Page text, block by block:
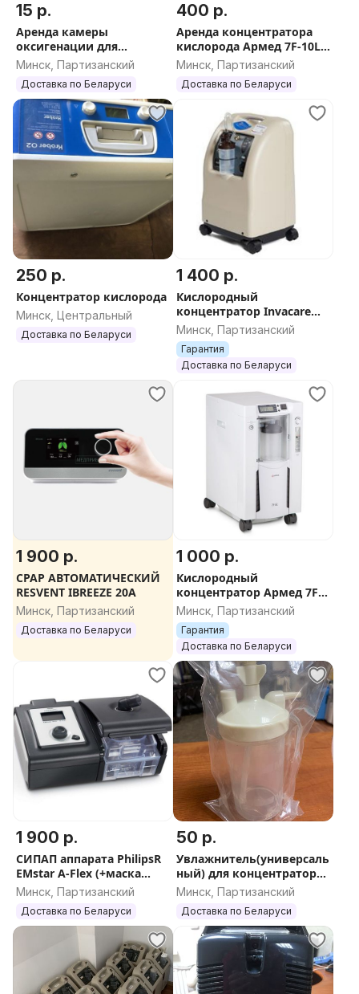
15 р.
Аренда камеры
оксигенации для
животных (600x450x450) +
кислородный
конценратор
Минск, Партизанский
Доставка по Беларуси
400 р.
Аренда концентратора
кислорода Армед 7F-10L
(10л/в минуту)
Минск, Партизанский
Доставка по Беларуси
250 р.
Концентратор кислорода
Минск, Центральный
Доставка по Беларуси
1 400 р.
Кислородный
концентратор Invacare
PerfectO2 б/у 5л
Минск, Партизанский
Гарантия
Доставка по Беларуси
1 900 р.
CPAP АВТОМАТИЧЕСКИЙ
RESVENT IBREEZE 20A
Минск, Партизанский
Доставка по Беларуси
1 000 р.
Кислородный
концентратор Армед 7F-
5C
Минск, Партизанский
Гарантия
Доставка по Беларуси
1 900 р.
СИПАП аппарата PhilipsR
EMstar A-Flex (+маска
носовая)
Минск, Партизанский
Доставка по Беларуси
50 р.
Увлажнитель(универсаль
ный) для концентратора
кисло
Минск, Партизанский
Доставка по Беларуси